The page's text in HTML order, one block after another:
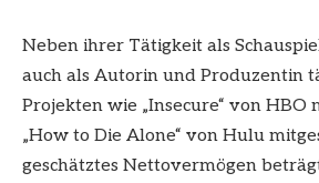
Neben ihrer Tätigkeit als
auch als Autorin und Produzentin
Projekten wie „Insecure“ von
„How to Die Alone“ von Hulu
geschätztes Nettovermögen